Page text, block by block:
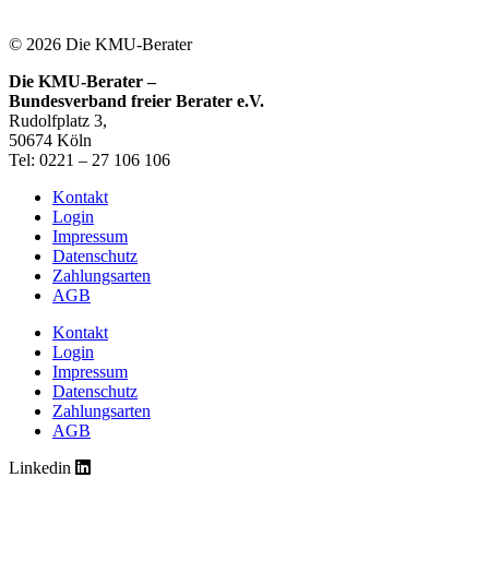
© 2026 Die KMU-Berater
Die KMU-Berater –
Bundesverband freier Berater e.V.
Rudolfplatz 3,
50674 Köln
Tel: 0221 – 27 106 106
Kontakt
Login
Impressum
Datenschutz
Zahlungsarten
AGB
Kontakt
Login
Impressum
Datenschutz
Zahlungsarten
AGB
Linkedin